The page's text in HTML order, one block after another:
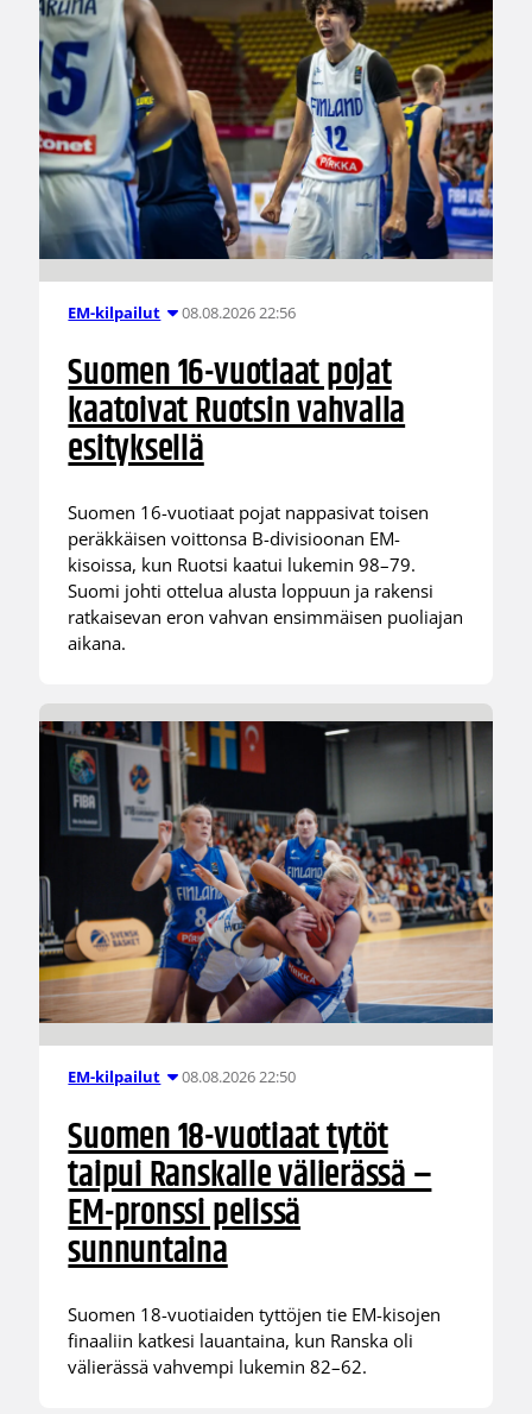
EM-kilpailut 08.08.2026 22:56
Suomen 16-vuotiaat pojat
kaatoivat Ruotsin vahvalla
esityksellä
Suomen 16-vuotiaat pojat nappasivat toisen
peräkkäisen voittonsa B-divisioonan EM-
kisoissa, kun Ruotsi kaatui lukemin 98–79.
Suomi johti ottelua alusta loppuun ja rakensi
ratkaisevan eron vahvan ensimmäisen puoliajan
aikana.
EM-kilpailut 08.08.2026 22:50
Suomen 18-vuotiaat tytöt
taipui Ranskalle välierässä –
EM-pronssi pelissä
sunnuntaina
Suomen 18-vuotiaiden tyttöjen tie EM-kisojen
finaaliin katkesi lauantaina, kun Ranska oli
välierässä vahvempi lukemin 82–62.